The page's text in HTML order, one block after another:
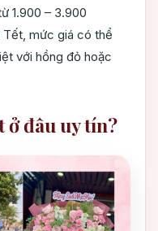
1.900 – 3.900
mức giá có thể
với hồng đỏ hoặc
ở đâu uy tín?